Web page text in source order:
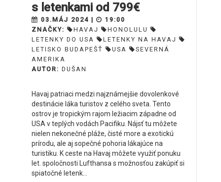
s letenkami od 799€
03.MÁJ 2024 |
19:00
ZNAČKY:
HAVAJ
HONOLULU
LETENKY DO USA
LETENKY NA HAVAJ
LETISKO BUDAPEŠŤ
USA
SEVERNÁ
AMERIKA
AUTOR: DUŠAN
Havaj patriaci medzi najznámejšie dovolenkové
destinácie láka turistov z celého sveta. Tento
ostrov je tropickým rajom ležiacim západne od
USA v teplých vodách Pacifiku. Nájsť tu môžete
nielen nekonečné pláže, čisté more a exotickú
prírodu, ale aj sopečné pohoria lákajúce na
turistiku. K ceste na Havaj môžete využiť ponuku
let. spoločnosti Lufthansa s možnosťou zakúpiť si
spiatočné letenk...